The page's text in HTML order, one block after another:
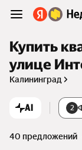
Купить
улице
Калининград
AI 2
40 предложений